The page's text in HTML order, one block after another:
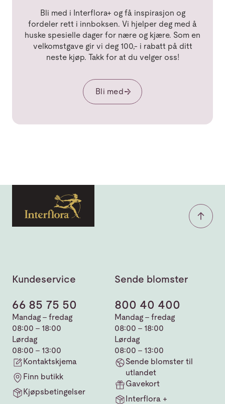
Bli med i Interflora+ og få inspirasjon og
fordeler rett i innboksen. Vi hjelper deg med å
huske spesielle dager for nære og kjære. Som en
velkomstgave gir vi deg 100,- i rabatt på ditt
neste kjøp. Takk for at du velger oss!
Bli med
Kundeservice
66 85 75 50
Mandag - fredag
08:00 - 18:00
Lørdag
08:00 - 13:00
Kontaktskjema
Finn butikk
Kjøpsbetingelser
Sende blomster
800 40 400
Mandag - fredag
08:00 - 18:00
Lørdag
08:00 - 13:00
Sende blomster til
utlandet
Gavekort
Interflora +